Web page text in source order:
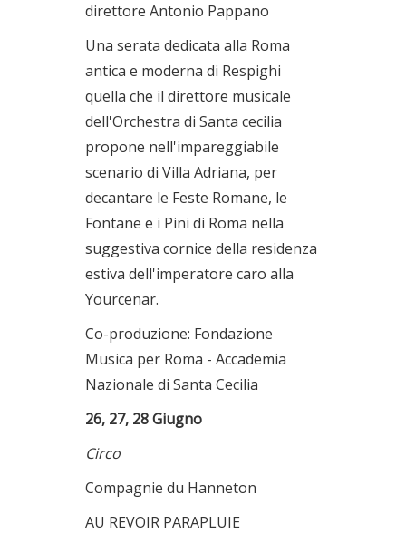
direttore Antonio Pappano
Una serata dedicata alla Roma
antica e moderna di Respighi
quella che il direttore musicale
dell'Orchestra di Santa cecilia
propone nell'impareggiabile
scenario di Villa Adriana, per
decantare le Feste Romane, le
Fontane e i Pini di Roma nella
suggestiva cornice della residenza
estiva dell'imperatore caro alla
Yourcenar.
Co-produzione: Fondazione
Musica per Roma - Accademia
Nazionale di Santa Cecilia
26, 27, 28 Giugno
Circo
Compagnie du Hanneton
AU REVOIR PARAPLUIE